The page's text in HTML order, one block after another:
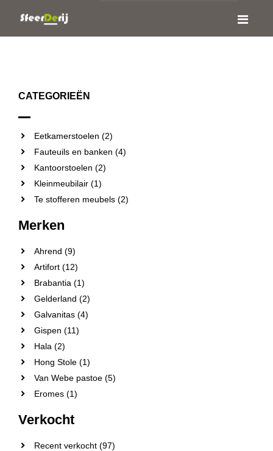
CATEGORIEËN
Eetkamerstoelen (2)
Fauteuils en banken (4)
Kantoorstoelen (2)
Kleinmeubilair (1)
Te stofferen meubels (2)
Merken
Ahrend (9)
Artifort (12)
Brabantia (1)
Gelderland (2)
Galvanitas (4)
Gispen (11)
Hala (2)
Hong Stole (1)
Van Webe pastoe (5)
Eromes (1)
Verkocht
Recent verkocht (97)